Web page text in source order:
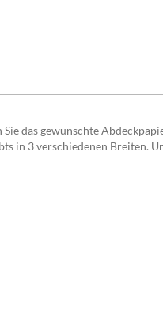
das gewünschte
in 3 verschiedenen Breiten.